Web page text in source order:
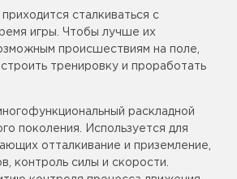
сталкиваться с
игры. Чтобы лучше их
происшествиям на поле,
тренировку и проработать
раскладной
поколения. Используется для
отталкивание и приземление,
контроль силы и скорости.